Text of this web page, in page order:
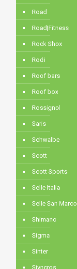
Road
Road|Fitness
Rock Shox
Rodi
Roof bars
Roof box
Rossignol
Saris
Schwalbe
Scott
Scott Sports
Selle Italia
Selle San Marco
Shimano
Sigma
Sinter
Siyncros